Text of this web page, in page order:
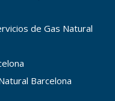
de Gas Natural
Barcelona